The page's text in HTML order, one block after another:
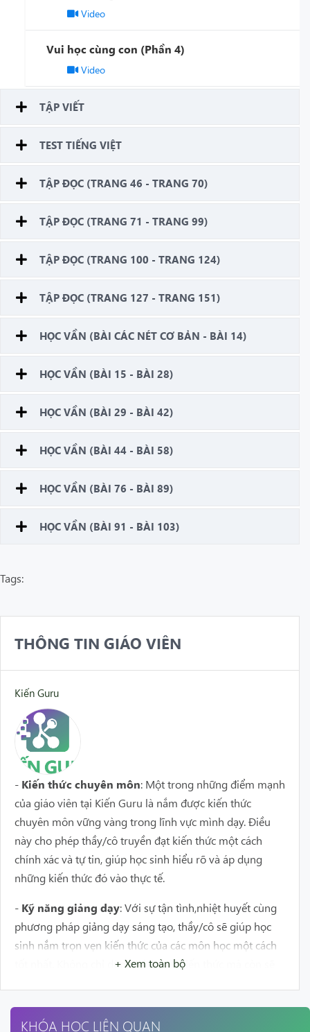
Video
Vui học cùng con (Phần 4)
Video
TẬP VIẾT
TEST TIẾNG VIỆT
TẬP ĐỌC (TRANG 46 - TRANG 70)
TẬP ĐỌC (TRANG 71 - TRANG 99)
TẬP ĐỌC (TRANG 100 - TRANG 124)
TẬP ĐỌC (TRANG 127 - TRANG 151)
HỌC VẦN (BÀI CÁC NÉT CƠ BẢN - BÀI 14)
HỌC VẦN (BÀI 15 - BÀI 28)
HỌC VẦN (BÀI 29 - BÀI 42)
HỌC VẦN (BÀI 44 - BÀI 58)
HỌC VẦN (BÀI 76 - BÀI 89)
HỌC VẦN (BÀI 91 - BÀI 103)
Tags:
THÔNG TIN GIÁO VIÊN
Kiến Guru
- Kiến thức chuyên môn: Một trong những điểm mạnh
của giáo viên tại Kiến Guru là nắm được kiến thức
chuyên môn vững vàng trong lĩnh vực mình dạy. Điều
này cho phép thầy/cô truyền đạt kiến thức một cách
chính xác và tự tin, giúp học sinh hiểu rõ và áp dụng
những kiến thức đó vào thực tế.
- Kỹ năng giảng dạy: Với sự tận tình,nhiệt huyết cùng
phương pháp giảng dạy sáng tạo, thầy/cô sẽ giúp học
sinh nắm trọn vẹn kiến thức của các môn học một cách
tốt nhất. Không chỉ dừng lại ở mặt kiến thức mà còn sẽ
+ Xem toàn bộ
KHÓA HỌC LIÊN QUAN